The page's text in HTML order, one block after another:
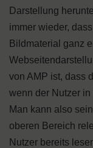
Darstellung
immer wieder,
Bildmaterial ganz
von AMP ist, dass
wenn der Nutzer
Man kann also
oberen Bereich
Nutzer bereits